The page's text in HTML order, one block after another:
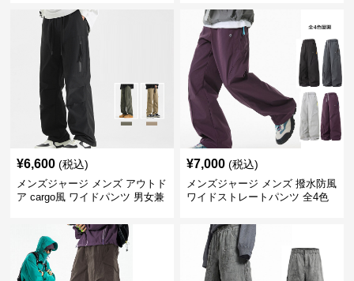
¥6,600 (税込)
メンズジャージ メンズ アウトド
ア cargo風 ワイドパンツ 男女兼
¥7,000 (税込)
メンズジャージ メンズ 撥水防風
ワイドストレートパンツ 全4色